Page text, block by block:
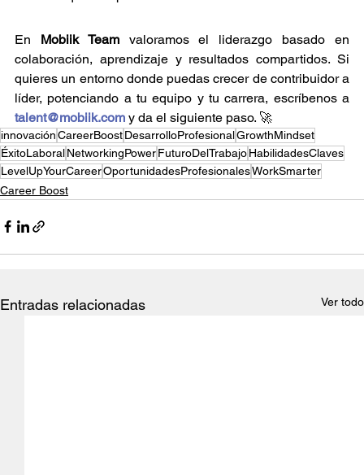
En Mobiik Team valoramos el liderazgo basado en
colaboración, aprendizaje y resultados compartidos. Si
quieres un entorno donde puedas crecer de contribuidor a
talent@mobiik.com y da el siguiente paso. 🚀
innovaciónCareerBoostDesarrolloProfesionalGrowthMindset
ÉxitoLaboralNetworkingPowerFuturoDelTrabajoHabilidadesClaves
LevelUpYourCareerOportunidadesProfesionalesWorkSmarter
Career Boost
Entradas relacionadas Ver todo